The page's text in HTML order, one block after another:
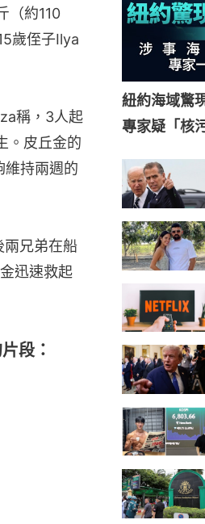
（約110
歲侄子Ilya
稱，3人起
。皮丘金的
維持兩週的
兩兄弟在船
迅速救起
段：
紐約海域驚
專家疑「核